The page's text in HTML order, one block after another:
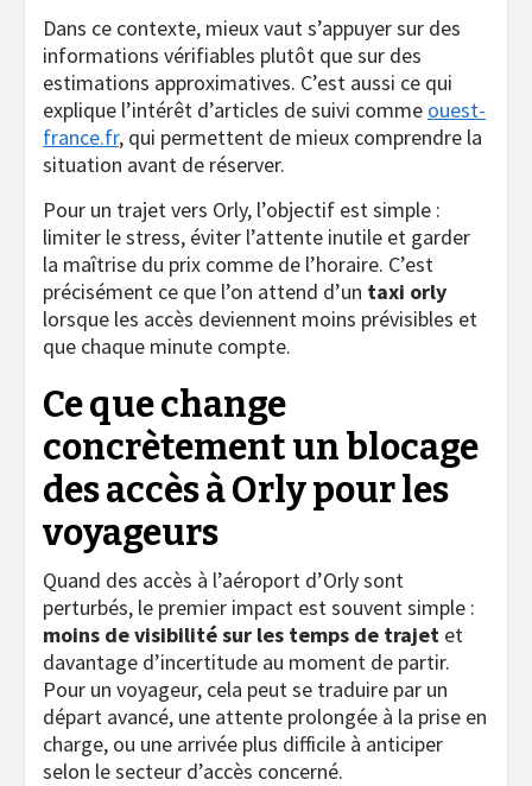
Dans ce contexte, mieux vaut s’appuyer sur des
informations vérifiables plutôt que sur des
estimations approximatives. C’est aussi ce qui
explique l’intérêt d’articles de suivi comme ouest-
france.fr, qui permettent de mieux comprendre la
situation avant de réserver.
Pour un trajet vers Orly, l’objectif est simple :
limiter le stress, éviter l’attente inutile et garder
la maîtrise du prix comme de l’horaire. C’est
précisément ce que l’on attend d’un taxi orly
lorsque les accès deviennent moins prévisibles et
que chaque minute compte.
Ce que change
concrètement un blocage
des accès à Orly pour les
voyageurs
Quand des accès à l’aéroport d’Orly sont
perturbés, le premier impact est souvent simple :
moins de visibilité sur les temps de trajet et
davantage d’incertitude au moment de partir.
Pour un voyageur, cela peut se traduire par un
départ avancé, une attente prolongée à la prise en
charge, ou une arrivée plus difficile à anticiper
selon le secteur d’accès concerné.